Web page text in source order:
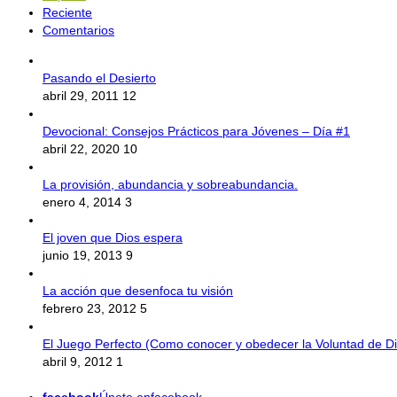
Reciente
Comentarios
Pasando el Desierto
abril 29, 2011 12
Devocional: Consejos Prácticos para Jóvenes – Día #1
abril 22, 2020 10
La provisión, abundancia y sobreabundancia.
enero 4, 2014 3
El joven que Dios espera
junio 19, 2013 9
La acción que desenfoca tu visión
febrero 23, 2012 5
El Juego Perfecto (Como conocer y obedecer la Voluntad de
abril 9, 2012 1